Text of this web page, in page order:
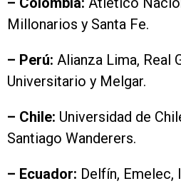
Millonarios y Santa Fe.
– Perú: Alianza Lima, Real
Universitario y Melgar.
– Chile: Universidad de
Santiago Wanderers.
– Ecuador: Delfín, Emelec,